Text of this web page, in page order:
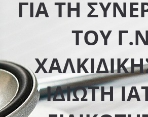
ΓΙΑ ΤΗ
ΤΟΥ
ΙΔΙΩΤΗ